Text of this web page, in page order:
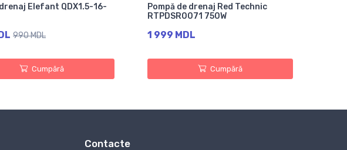
Elefant QDX1.5-16-
990 MDL
Cumpără
Pompă de drenaj Red Technic
RTPDSR0071 750W
1 999 MDL
Cumpără
Contacte